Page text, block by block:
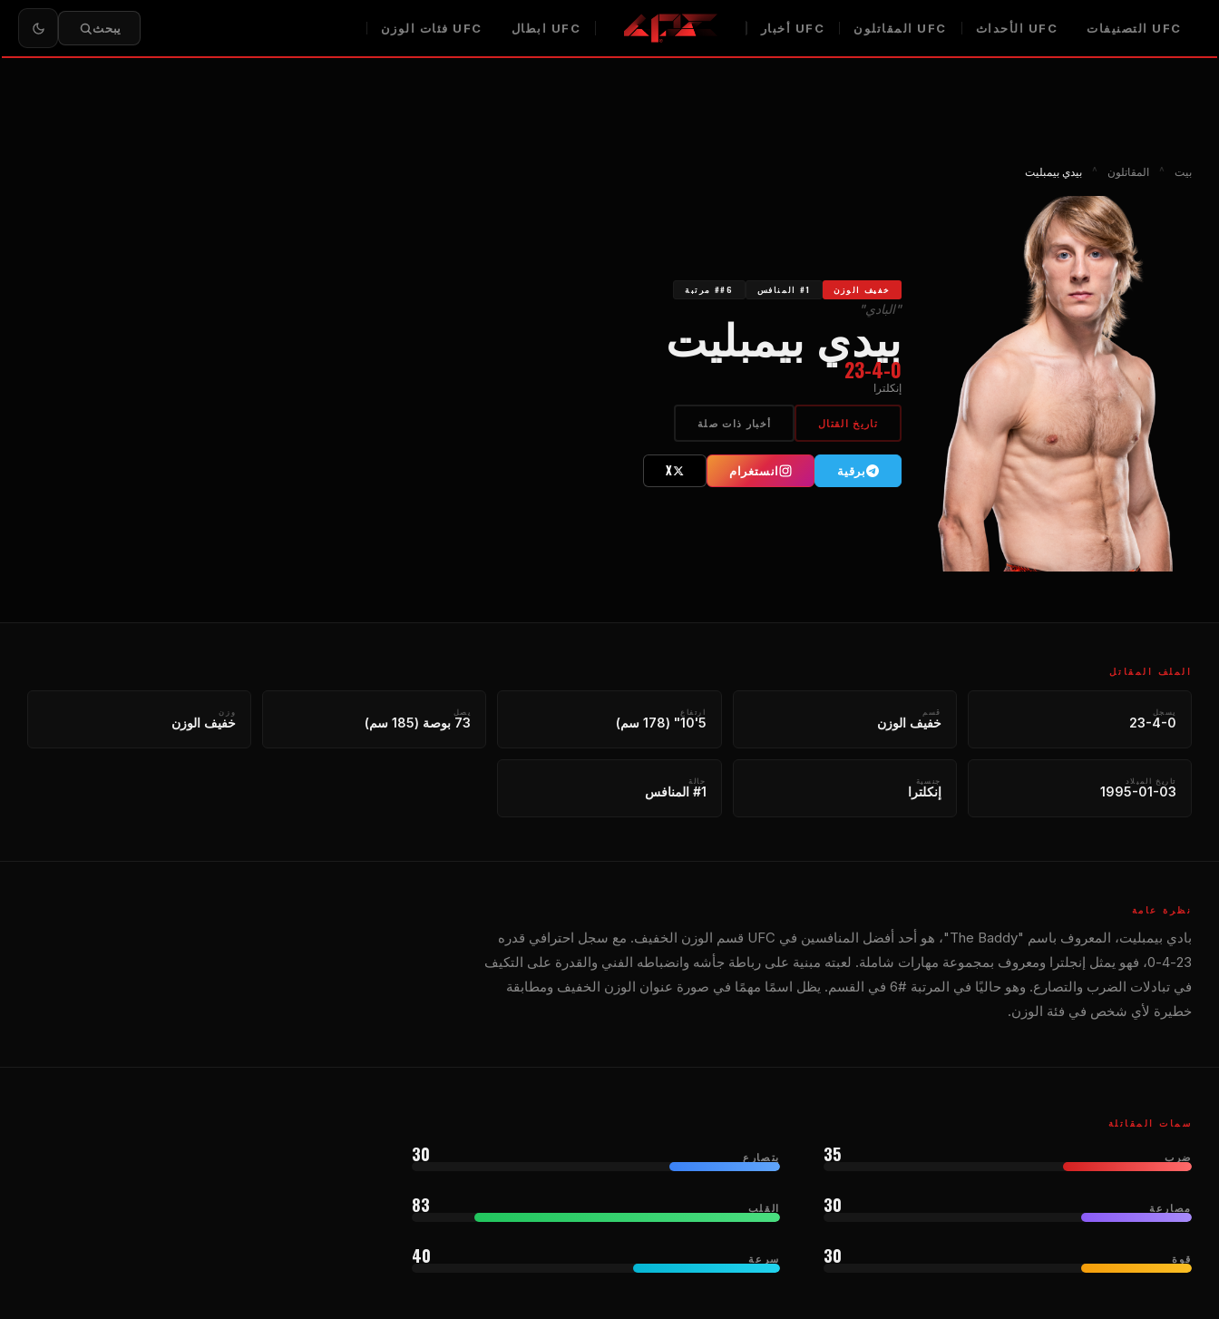
UFC التصنيفات UFC الأحداث UFC المقاتلون UFC أخبار UFC ابطال UFC فئات الوزن يبحث
بيت ^ المقاتلون ^ بيدي بيمبليت
خفيف الوزن #1 المنافس ##6 مرتبة
"البادي"
بيدي بيمبليت
23-4-0
إنكلترا
تاريخ القتال أخبار ذات صلة
برقية انستغرام X
الملف المقاتل
يسجل
23-4-0
قسم
خفيف الوزن
ارتفاع
5'10" (178 سم)
يصل
73 بوصة (185 سم)
وزن
خفيف الوزن
تاريخ الميلاد
1995-01-03
جنسية
إنكلترا
حالة
#1 المنافس
نظرة عامة
بادي بيمبليت، المعروف باسم "The Baddy"، هو أحد أفضل المنافسين في UFC قسم الوزن الخفيف. مع سجل احترافي قدره
23-4-0، فهو يمثل إنجلترا ومعروف بمجموعة مهارات شاملة. لعبته مبنية على رباطة جأشه وانضباطه الفني والقدرة على التكيف
في تبادلات الضرب والتصارع. وهو حاليًا في المرتبة #6 في القسم. يظل اسمًا مهمًا في صورة عنوان الوزن الخفيف ومطابقة
خطيرة لأي شخص في فئة الوزن.
سمات المقاتلة
ضرب 35 يتصارع 30
مصارعة 30 القلب 83
قوة 30 سرعة 40